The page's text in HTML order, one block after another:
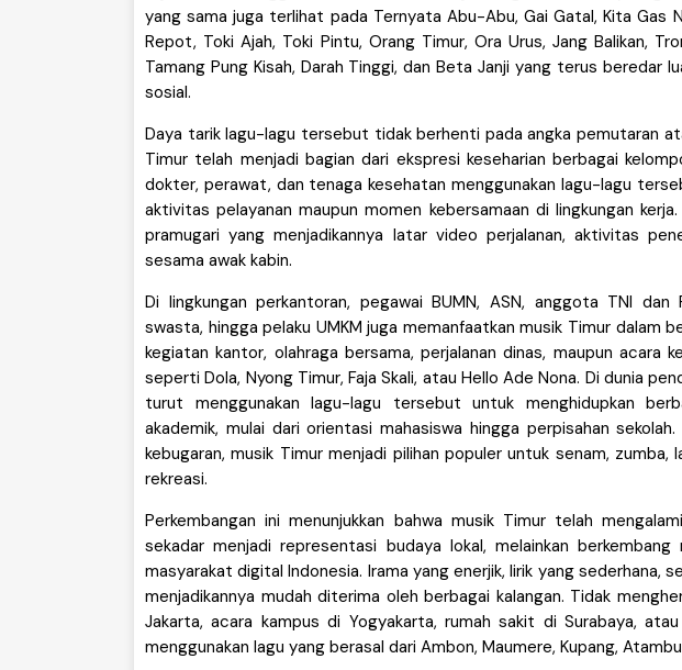
yang sama juga terlihat pada Ternyata Abu-Abu, Gai Gatal, Kita Gas
Repot, Toki Ajah, Toki Pintu, Orang Timur, Ora Urus, Jang Balikan,
Tamang Pung Kisah, Darah Tinggi, dan Beta Janji yang terus beredar
sosial.
Daya tarik lagu-lagu tersebut tidak berhenti pada angka pemutaran
Timur telah menjadi bagian dari ekspresi keseharian berbagai
dokter, perawat, dan tenaga kesehatan menggunakan lagu-lagu
aktivitas pelayanan maupun momen kebersamaan di lingkungan
pramugari yang menjadikannya latar video perjalanan, aktivitas
sesama awak kabin.
Di lingkungan perkantoran, pegawai BUMN, ASN, anggota TNI dan
swasta, hingga pelaku UMKM juga memanfaatkan musik Timur dalam
kegiatan kantor, olahraga bersama, perjalanan dinas, maupun acara
seperti Dola, Nyong Timur, Faja Skali, atau Hello Ade Nona. Di dunia
turut menggunakan lagu-lagu tersebut untuk menghidupkan
akademik, mulai dari orientasi mahasiswa hingga perpisahan
kebugaran, musik Timur menjadi pilihan populer untuk senam,
rekreasi.
Perkembangan ini menunjukkan bahwa musik Timur telah
sekadar menjadi representasi budaya lokal, melainkan
masyarakat digital Indonesia. Irama yang enerjik, lirik yang sederhana,
menjadikannya mudah diterima oleh berbagai kalangan. Tidak
Jakarta, acara kampus di Yogyakarta, rumah sakit di Surabaya,
menggunakan lagu yang berasal dari Ambon, Maumere, Kupang,